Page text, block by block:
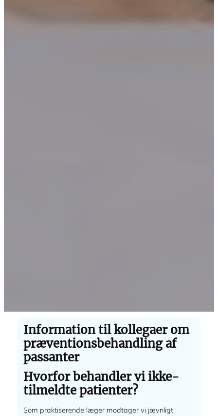
Information til kollegaer om
præventionsbehandling af
passanter
Hvorfor behandler vi ikke-
tilmeldte patienter?
Som praktiserende læger modtager vi jævnligt